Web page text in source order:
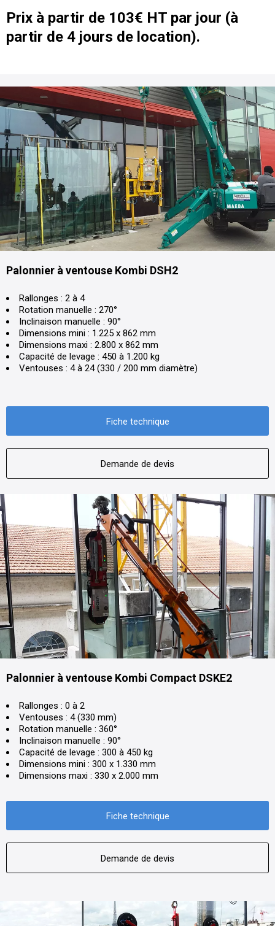
Prix à partir de 103€ HT par jour (à
partir de 4 jours de location).
Palonnier à ventouse Kombi DSH2
Rallonges : 2 à 4
Rotation manuelle : 270°
Inclinaison manuelle : 90°
Dimensions mini : 1.225 x 862 mm
Dimensions maxi : 2.800 x 862 mm
Capacité de levage : 450 à 1.200 kg
Ventouses : 4 à 24 (330 / 200 mm diamètre)
Fiche technique
Demande de devis
Palonnier à ventouse Kombi Compact DSKE2
Rallonges : 0 à 2
Ventouses : 4 (330 mm)
Rotation manuelle : 360°
Inclinaison manuelle : 90°
Capacité de levage : 300 à 450 kg
Dimensions mini : 300 x 1.330 mm
Dimensions maxi : 330 x 2.000 mm
Fiche technique
Demande de devis